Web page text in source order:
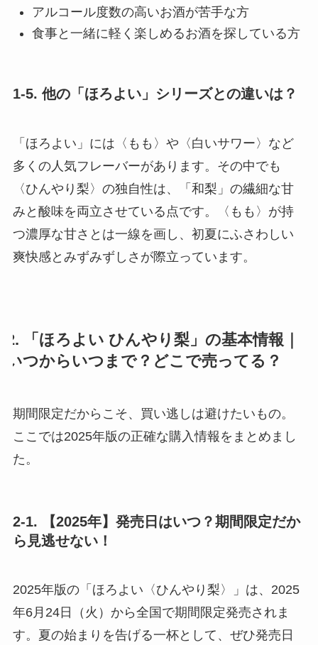
アルコール度数の高いお酒が苦手な方
食事と一緒に軽く楽しめるお酒を探している方
1-5. 他の「ほろよい」シリーズとの違いは？
「ほろよい」には〈もも〉や〈白いサワー〉など
多くの人気フレーバーがあります。その中でも
〈ひんやり梨〉の独自性は、「和梨」の繊細な甘
みと酸味を両立させている点です。〈もも〉が持
つ濃厚な甘さとは一線を画し、初夏にふさわしい
爽快感とみずみずしさが際立っています。
2. 「ほろよい ひんやり梨」の基本情報｜
いつからいつまで？どこで売ってる？
期間限定だからこそ、買い逃しは避けたいもの。
ここでは2025年版の正確な購入情報をまとめまし
た。
2-1. 【2025年】発売日はいつ？期間限定だか
ら見逃せない！
2025年版の「ほろよい〈ひんやり梨〉」は、2025
年6月24日（火）から全国で期間限定発売されま
す。夏の始まりを告げる一杯として、ぜひ発売日